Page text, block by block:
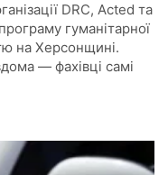
DRC, Acted та
гуманітарної
на Херсонщині.
— фахівці самі